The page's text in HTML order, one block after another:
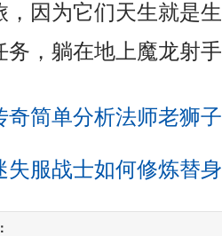
，因为它们天生就是
务，躺在地上魔龙射
奇简单分析法师老狮
失服战士如何修炼替